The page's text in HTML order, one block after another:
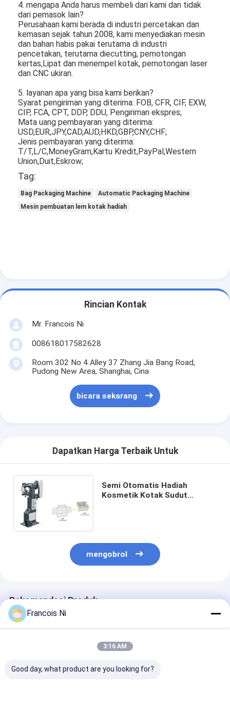
Paper Bag Forming Machine
Mesin pengemasan otomatis
4. mengapa Anda harus membeli dari kami dan tidak
dari pemasok lain?
Perusahaan kami berada di industri percetakan dan
kemasan sejak tahun 2008, kami menyediakan mesin
dan bahan habis pakai terutama di industri
pencetakan, terutama diecutting, pemotongan
kertas,Lipat dan menempel kotak, pemotongan laser
dan CNC ukiran.
5. layanan apa yang bisa kami berikan?
Syarat pengiriman yang diterima: FOB, CFR, CIF, EXW,
CIP, FCA, CPT, DDP, DDU, Pengiriman ekspres;
Mata uang pembayaran yang diterima:
USD,EUR,JPY,CAD,AUD,HKD,GBP,CNY,CHF;
Jenis pembayaran yang diterima:
T/T,L/C,MoneyGram,Kartu Kredit,PayPal,Western
Union,Duit,Eskrow;
Tag:
Bag Packaging Machine
Automatic Packaging Machine
Mesin pembuatan lem kotak hadiah
Rincian Kontak
Mr. Francois Ni
008618017582628
Room 302 No 4 Alley 37 Zhang Jia Bang Road,
Pudong New Area, Shanghai, Cina
bicara sekarang
Dapatkan Harga Terbaik Untuk
Semi Otomatis Hadiah
Kosmetik Kotak Sudut
mengobrol
Rekomendasi Produk
Francois Ni
3:16 AM
Good day, what product are you looking for?